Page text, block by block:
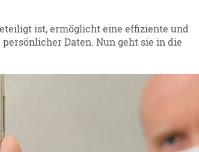
ist, ermöglicht eine effiziente und
Daten. Nun geht sie in die